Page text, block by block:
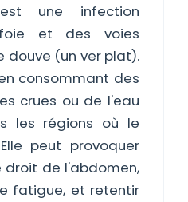
une infection
et des voies
douve (un ver plat).
consommant des
crues ou de l'eau
les régions où le
peut provoquer
droit de l'abdomen,
fatigue, et retentir